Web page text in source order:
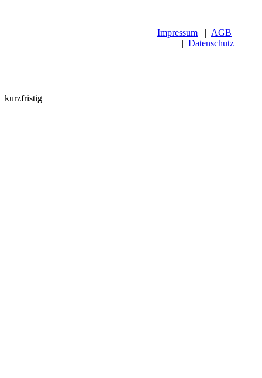
Impressum | AGB
| Datenschutz
kurzfristig